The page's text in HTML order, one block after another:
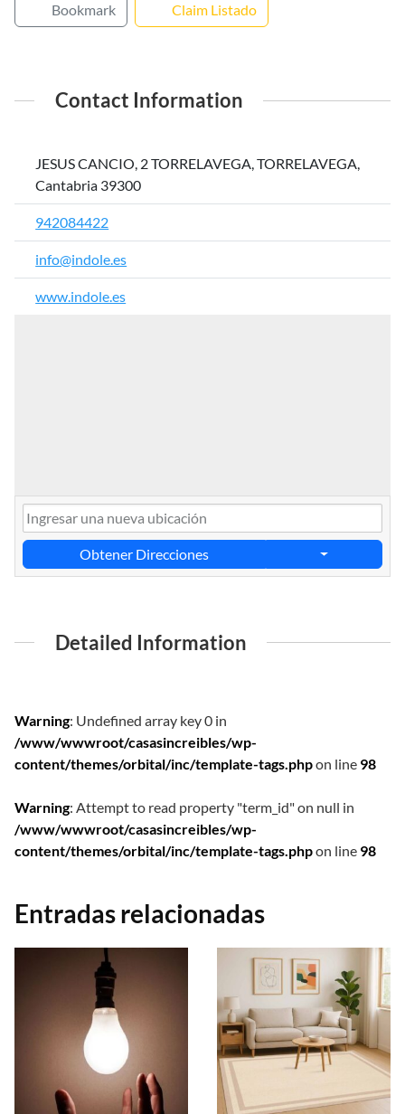
Bookmark Claim Listado
Contact Information
JESUS CANCIO, 2 TORRELAVEGA, TORRELAVEGA,
Cantabria 39300
942084422
info@indole.es
www.indole.es
Obtener Direcciones
Detailed Information
Warning: Undefined array key 0 in
/www/wwwroot/casasincreibles/wp-
content/themes/orbital/inc/template-tags.phpon line 98
Warning: Attempt to read property "term_id" on null in
/www/wwwroot/casasincreibles/wp-
content/themes/orbital/inc/template-tags.phpon line 98
Entradas relacionadas